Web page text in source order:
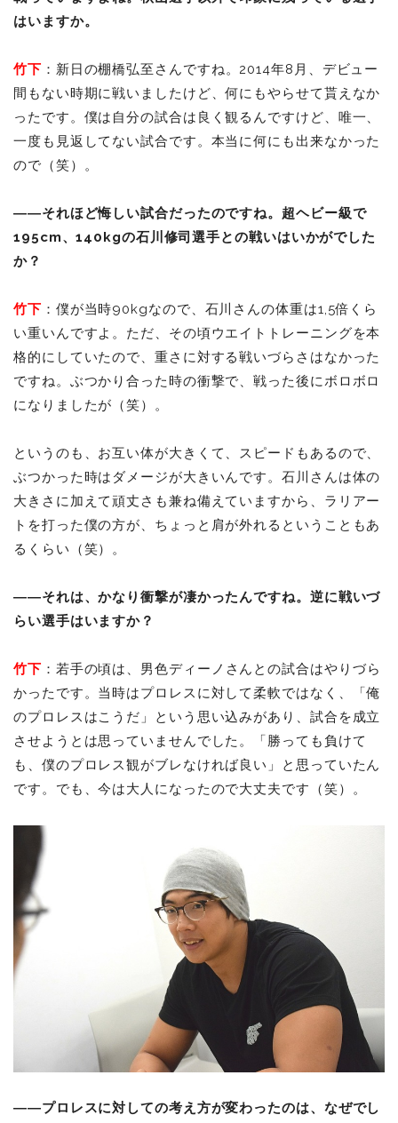
はいますか。
竹下 ：新日の棚橋弘至さんですね。2014年8月、デビュー
間もない時期に戦いましたけど、何にもやらせて貰えなか
ったです。僕は自分の試合は良く観るんですけど、唯一、
一度も見返してない試合です。本当に何にも出来なかった
ので（笑）。
――それほど悔しい試合だったのですね。超ヘビー級で
195cm、140kgの石川修司選手との戦いはいかがでした
か？
竹下 ：僕が当時90kgなので、石川さんの体重は1,5倍くら
い重いんですよ。ただ、その頃ウエイトトレーニングを本
格的にしていたので、重さに対する戦いづらさはなかった
ですね。ぶつかり合った時の衝撃で、戦った後にボロボロ
になりましたが（笑）。
というのも、お互い体が大きくて、スピードもあるので、
ぶつかった時はダメージが大きいんです。石川さんは体の
大きさに加えて頑丈さも兼ね備えていますから、ラリアー
トを打った僕の方が、ちょっと肩が外れるということもあ
るくらい（笑）。
――それは、かなり衝撃が凄かったんですね。逆に戦いづ
らい選手はいますか？
竹下 ：若手の頃は、男色ディーノさんとの試合はやりづら
かったです。当時はプロレスに対して柔軟ではなく、「俺
のプロレスはこうだ」という思い込みがあり、試合を成立
させようとは思っていませんでした。「勝っても負けて
も、僕のプロレス観がブレなければ良い」と思っていたん
です。でも、今は大人になったので大丈夫です（笑）。
――プロレスに対しての考え方が変わったのは、なぜでし